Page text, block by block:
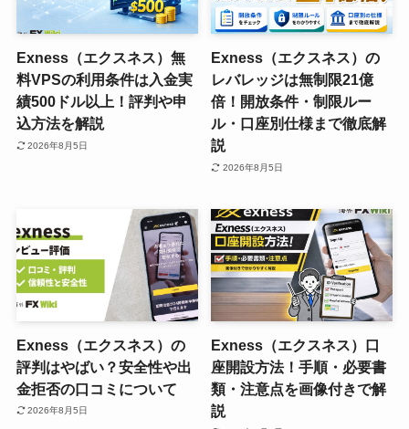
Exness（エクスネス）無
料VPSの利用条件は入金実
績500ドル以上！評判や申
込方法を解説
2026年8月5日
Exness（エクスネス）の
レバレッジは無制限21億
倍！開放条件・制限ルー
ル・口座別仕様まで徹底解
説
2026年8月5日
Exness（エクスネス）の
評判はやばい？安全性や出
金拒否の口コミについて
2026年8月5日
Exness（エクスネス）口
座開設方法！手順・必要書
類・注意点を画像付きで解
説